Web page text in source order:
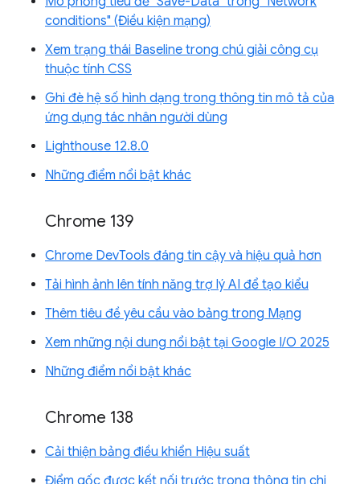
conditions" (Điều kiện mạng)
Xem trạng thái Baseline trong chú giải công cụ
thuộc tính CSS
Ghi đè hệ số hình dạng trong thông tin mô tả của
ứng dụng tác nhân người dùng
Lighthouse 12.8.0
Những điểm nổi bật khác
Chrome 139
Chrome DevTools đáng tin cậy và hiệu quả hơn
Tải hình ảnh lên tính năng trợ lý AI để tạo kiểu
Thêm tiêu đề yêu cầu vào bảng trong Mạng
Xem những nội dung nổi bật tại Google I/O 2025
Những điểm nổi bật khác
Chrome 138
Cải thiện bảng điều khiển Hiệu suất